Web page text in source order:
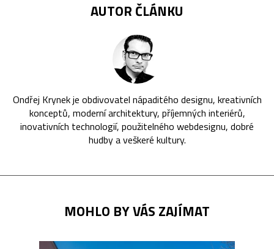
AUTOR ČLÁNKU
Ondřej Krynek je obdivovatel nápaditého designu, kreativních
konceptů, moderní architektury, příjemných interiérů,
inovativních technologií, použitelného webdesignu, dobré
hudby a veškeré kultury.
MOHLO BY VÁS ZAJÍMAT